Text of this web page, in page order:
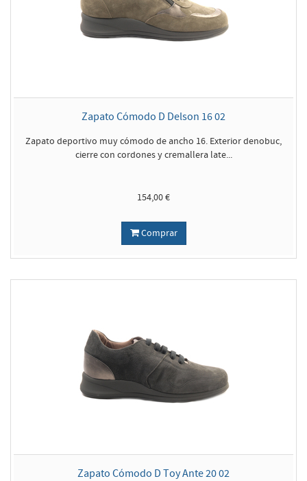
Zapato Cómodo D Delson 16 02
Zapato deportivo muy cómodo de ancho 16. Exterior denobuc,
cierre con cordones y cremallera late...
154,00 €
Comprar
Zapato Cómodo D Toy Ante 20 02